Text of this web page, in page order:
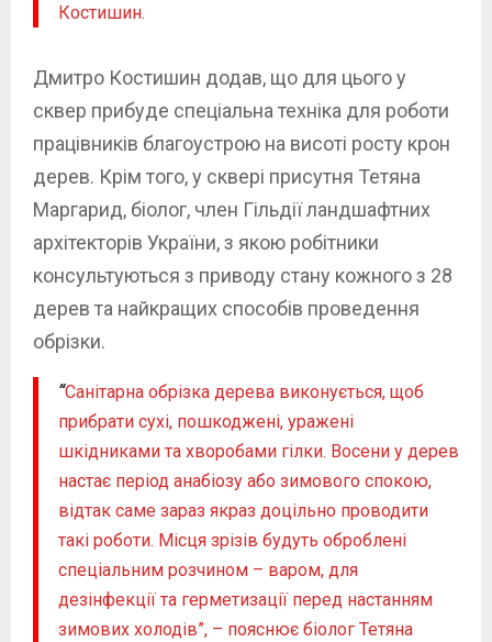
Костишин.
Дмитро Костишин додав, що для цього у
сквер прибуде спеціальна техніка для роботи
працівників благоустрою на висоті росту крон
дерев. Крім того, у сквері присутня Тетяна
Маргарид, біолог, член Гільдії ландшафтних
архітекторів України, з якою робітники
консультуються з приводу стану кожного з 28
дерев та найкращих способів проведення
обрізки.
“Санітарна обрізка дерева виконується, щоб
прибрати сухі, пошкоджені, уражені
шкідниками та хворобами гілки. Восени у дерев
настає період анабіозу або зимового спокою,
відтак саме зараз якраз доцільно проводити
такі роботи. Місця зрізів будуть оброблені
спеціальним розчином – варом, для
дезінфекції та герметизації перед настанням
зимових холодів”, – пояснює біолог Тетяна